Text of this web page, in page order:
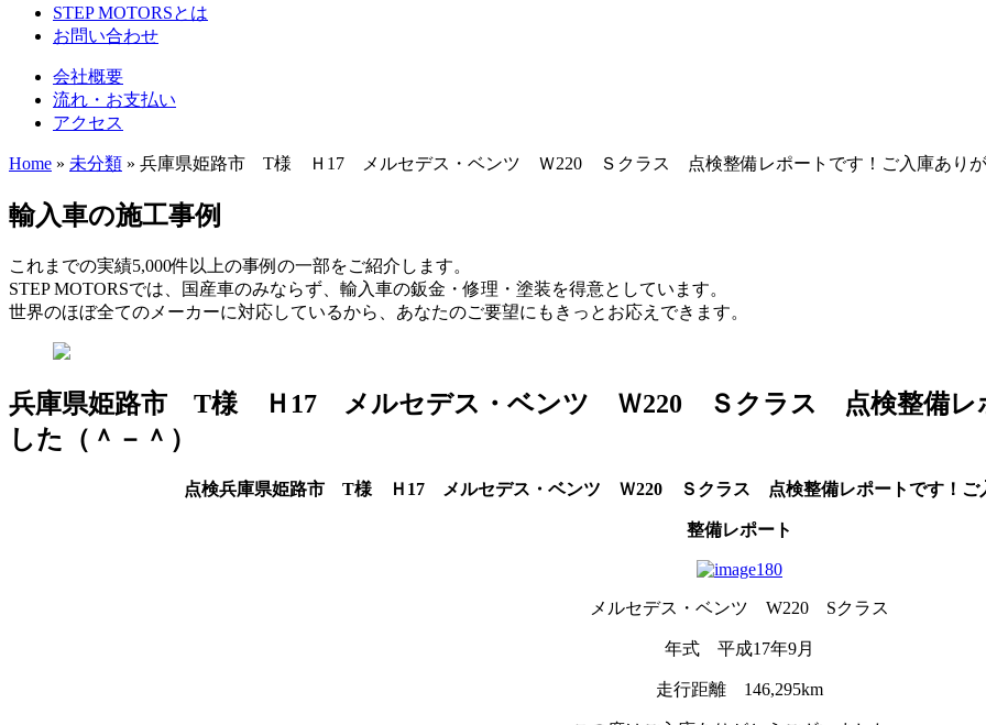
STEP MOTORSとは
お問い合わせ
会社概要
流れ・お支払い
アクセス
Home » 未分類 » 兵庫県姫路市 T様 Ｈ17 メルセデス・ベンツ Ｗ220 Ｓクラス 点検整備レポートです！ご入庫ありが
輸入車の施工事例
これまでの実績5,000件以上の事例の一部をご紹介します。
STEP MOTORSでは、国産車のみならず、輸入車の鈑金・修理・塗装を得意としています。
世界のほぼ全てのメーカーに対応しているから、あなたのご要望にもきっとお応えできます。
兵庫県姫路市 T様 Ｈ17 メルセデス・ベンツ Ｗ220 Ｓクラス 点検整備レポ
した（＾－＾）
点検兵庫県姫路市 T様 Ｈ17 メルセデス・ベンツ Ｗ220 Ｓクラス 点検整備レポートです！ご入
整備レポート
メルセデス・ベンツ W220 Sクラス
年式 平成17年9月
走行距離 146,295km